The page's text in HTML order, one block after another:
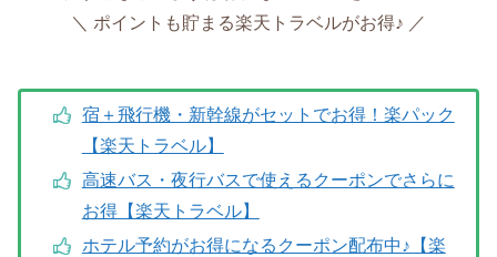
＼ ポイントも貯まる楽天トラベルがお得♪ ／
宿＋飛行機・新幹線がセットでお得！楽パック
【楽天トラベル】
高速バス・夜行バスで使えるクーポンでさらに
お得【楽天トラベル】
ホテル予約がお得になるクーポン配布中♪【楽